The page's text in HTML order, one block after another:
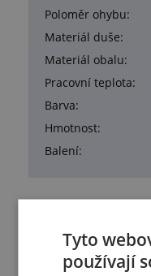
Poloměr ohybu:
Materiál duše:
Materiál obalu:
Pracovní teplota:
Barva:
Hmotnost:
Balení:
Služby
Tyto
používají